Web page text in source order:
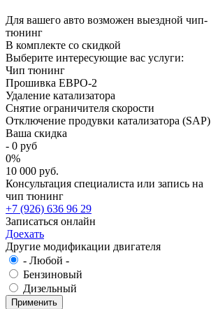
Для вашего авто возможен выездной чип-
тюнинг
В комплекте со скидкой
Выберите интересующие вас услуги:
Чип тюнинг
Прошивка ЕВРО-2
Удаление катализатора
Снятие ограничителя скорости
Отключение продувки катализатора (SAP)
Ваша скидка
- 0 руб
0%
10 000 руб.
Консультация специалиста или запись на
чип тюнинг
+7 (926) 636 96 29
Записаться онлайн
Доехать
Другие модификации двигателя
- Любой -
Бензиновый
Дизельный